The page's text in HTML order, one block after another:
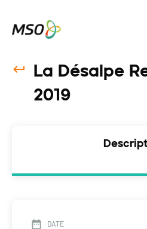
La Désalpe
2019
DATE